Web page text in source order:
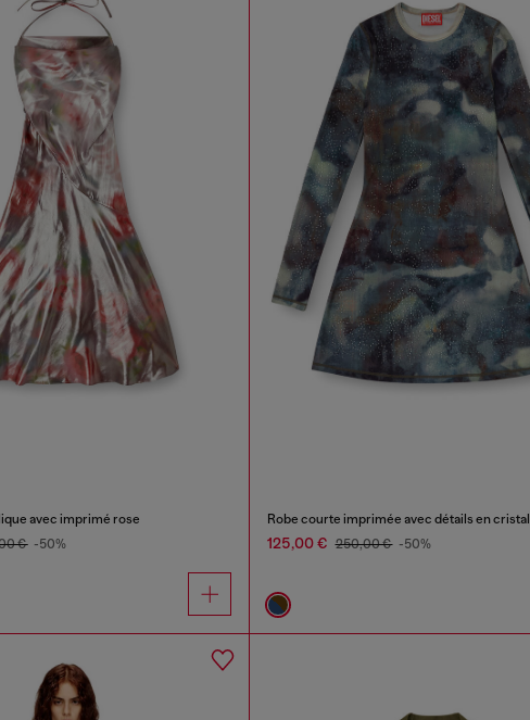
avec imprimé rose
€ -50%
Robe courte imprimée avec détails en cristal
125,00 € 250,00 € -50%